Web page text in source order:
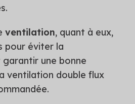
ventilation, quant à eux,
pour éviter la
une bonne
ventilation double flux